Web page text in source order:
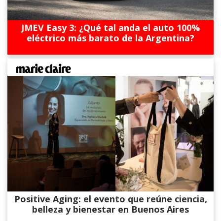
JMEV Easy 3: ¿Qué tal anda el auto 100%
eléctrico más barato de la Argentina?
Positive Aging: el evento que reúne ciencia,
belleza y bienestar en Buenos Aires